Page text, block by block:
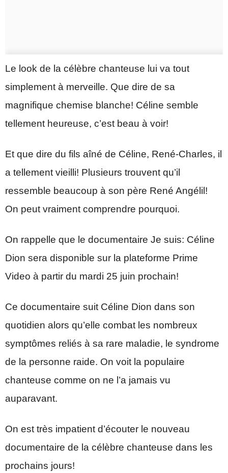
Le look de la célèbre chanteuse lui va tout
simplement à merveille. Que dire de sa
magnifique chemise blanche! Céline semble
tellement heureuse, c’est beau à voir!
Et que dire du fils aîné de Céline, René-Charles, il
a tellement vieilli! Plusieurs trouvent qu’il
ressemble beaucoup à son père René Angélil!
On peut vraiment comprendre pourquoi.
On rappelle que le documentaire Je suis: Céline
Dion sera disponible sur la plateforme Prime
Video à partir du mardi 25 juin prochain!
Ce documentaire suit Céline Dion dans son
quotidien alors qu’elle combat les nombreux
symptômes reliés à sa rare maladie, le syndrome
de la personne raide. On voit la populaire
chanteuse comme on ne l’a jamais vu
auparavant.
On est très impatient d’écouter le nouveau
documentaire de la célèbre chanteuse dans les
prochains jours!